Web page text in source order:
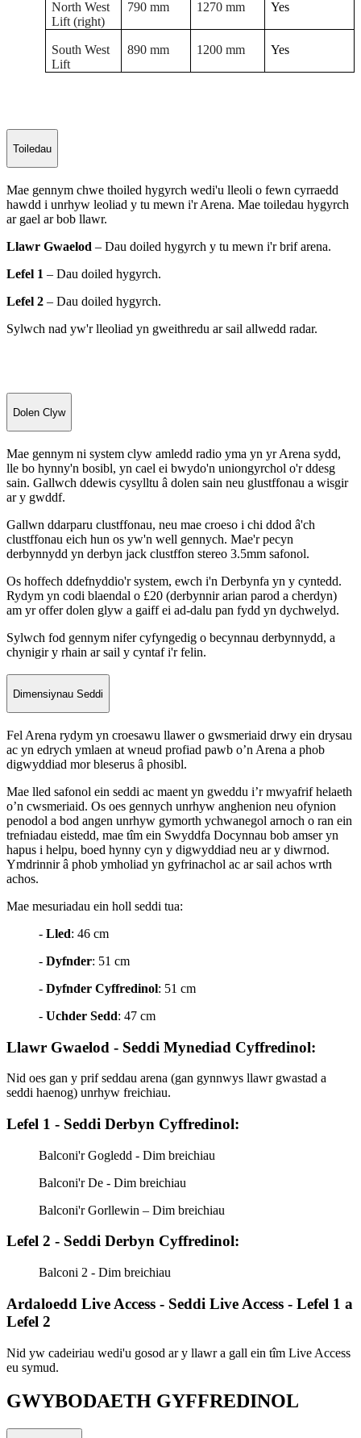
North West
Lift (right)
790 mm 1270 mm Yes
South West
Lift
890 mm 1200 mm Yes
Toiledau
Mae gennym chwe thoiled hygyrch wedi'u lleoli o fewn cyrraedd
hawdd i unrhyw leoliad y tu mewn i'r Arena. Mae toiledau hygyrch
ar gael ar bob llawr.
Llawr Gwaelod – Dau doiled hygyrch y tu mewn i'r brif arena.
Lefel 1 – Dau doiled hygyrch.
Lefel 2 – Dau doiled hygyrch.
Sylwch nad yw'r lleoliad yn gweithredu ar sail allwedd radar.
Dolen Clyw
Mae gennym ni system clyw amledd radio yma yn yr Arena sydd,
lle bo hynny'n bosibl, yn cael ei bwydo'n uniongyrchol o'r ddesg
sain. Gallwch ddewis cysylltu â dolen sain neu glustffonau a wisgir
ar y gwddf.
Gallwn ddarparu clustffonau, neu mae croeso i chi ddod â'ch
clustffonau eich hun os yw'n well gennych. Mae'r pecyn
derbynnydd yn derbyn jack clustffon stereo 3.5mm safonol.
Os hoffech ddefnyddio'r system, ewch i'n Derbynfa yn y cyntedd.
Rydym yn codi blaendal o £20 (derbynnir arian parod a cherdyn)
am yr offer dolen glyw a gaiff ei ad-dalu pan fydd yn dychwelyd.
Sylwch fod gennym nifer cyfyngedig o becynnau derbynnydd, a
chynigir y rhain ar sail y cyntaf i'r felin.
Dimensiynau Seddi
Fel Arena rydym yn croesawu llawer o gwsmeriaid drwy ein drysau
ac yn edrych ymlaen at wneud profiad pawb o’n Arena a phob
digwyddiad mor bleserus â phosibl.
Mae lled safonol ein seddi ac maent yn gweddu i’r mwyafrif helaeth
o’n cwsmeriaid. Os oes gennych unrhyw anghenion neu ofynion
penodol a bod angen unrhyw gymorth ychwanegol arnoch o ran ein
trefniadau eistedd, mae tîm ein Swyddfa Docynnau bob amser yn
hapus i helpu, boed hynny cyn y digwyddiad neu ar y diwrnod.
Ymdrinnir â phob ymholiad yn gyfrinachol ac ar sail achos wrth
achos.
Mae mesuriadau ein holl seddi tua:
- Lled: 46 cm
- Dyfnder: 51 cm
- Dyfnder Cyffredinol: 51 cm
- Uchder Sedd: 47 cm
Llawr Gwaelod - Seddi Mynediad Cyffredinol:
Nid oes gan y prif seddau arena (gan gynnwys llawr gwastad a
seddi haenog) unrhyw freichiau.
Lefel 1 - Seddi Derbyn Cyffredinol:
Balconi'r Gogledd - Dim breichiau
Balconi'r De - Dim breichiau
Balconi'r Gorllewin – Dim breichiau
Lefel 2 - Seddi Derbyn Cyffredinol:
Balconi 2 - Dim breichiau
Ardaloedd Live Access - Seddi Live Access - Lefel 1 a
Lefel 2
Nid yw cadeiriau wedi'u gosod ar y llawr a gall ein tîm Live Access
eu symud.
GWYBODAETH GYFFREDINOL